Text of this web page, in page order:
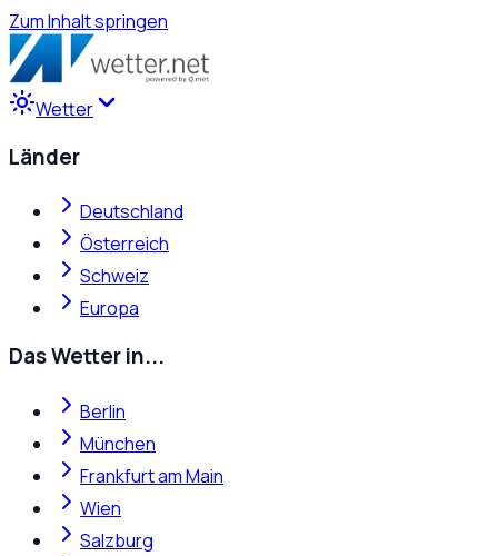
Zum Inhalt springen
Wetter
Länder
Deutschland
Österreich
Schweiz
Europa
Das Wetter in...
Berlin
München
Frankfurt am Main
Wien
Salzburg